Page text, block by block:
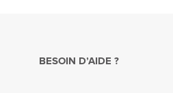
BESOIN D’AIDE ?